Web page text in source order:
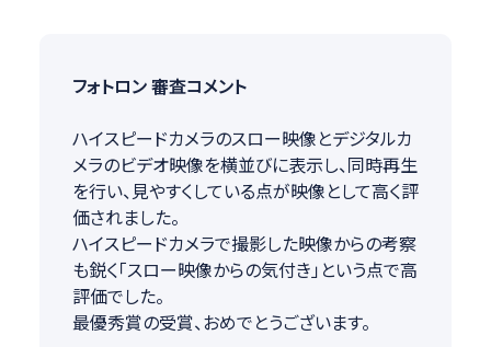
フォトロン 審査コメント
ハイスピードカメラのスロー映像とデジタルカ
メラのビデオ映像を横並びに表示し、同時再生
を行い、見やすくしている点が映像として高く評
価されました。
ハイスピードカメラで撮影した映像からの考察
も鋭く「スロー映像からの気付き」という点で高
評価でした。
最優秀賞の受賞、おめでとうございます。